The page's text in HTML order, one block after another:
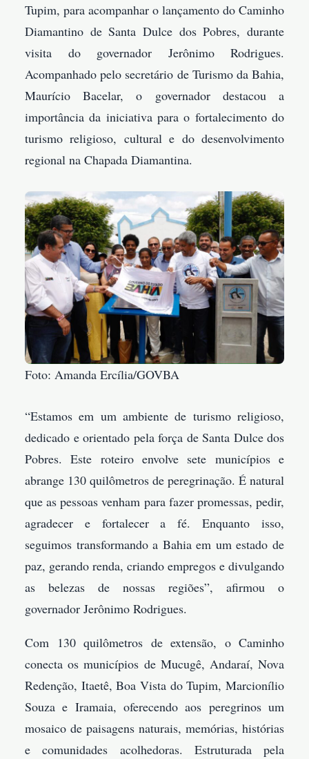
Tupim, para acompanhar o lançamento do Caminho
Diamantino de Santa Dulce dos Pobres, durante
visita do governador Jerônimo Rodrigues.
Acompanhado pelo secretário de Turismo da Bahia,
Maurício Bacelar, o governador destacou a
importância da iniciativa para o fortalecimento do
turismo religioso, cultural e do desenvolvimento
regional na Chapada Diamantina.
Foto: Amanda Ercília/GOVBA
“Estamos em um ambiente de turismo religioso,
dedicado e orientado pela força de Santa Dulce dos
Pobres. Este roteiro envolve sete municípios e
abrange 130 quilômetros de peregrinação. É natural
que as pessoas venham para fazer promessas, pedir,
agradecer e fortalecer a fé. Enquanto isso,
seguimos transformando a Bahia em um estado de
paz, gerando renda, criando empregos e divulgando
as belezas de nossas regiões”, afirmou o
governador Jerônimo Rodrigues.
Com 130 quilômetros de extensão, o Caminho
conecta os municípios de Mucugê, Andaraí, Nova
Redenção, Itaetê, Boa Vista do Tupim, Marcionílio
Souza e Iramaia, oferecendo aos peregrinos um
mosaico de paisagens naturais, memórias, histórias
e comunidades acolhedoras. Estruturada pela